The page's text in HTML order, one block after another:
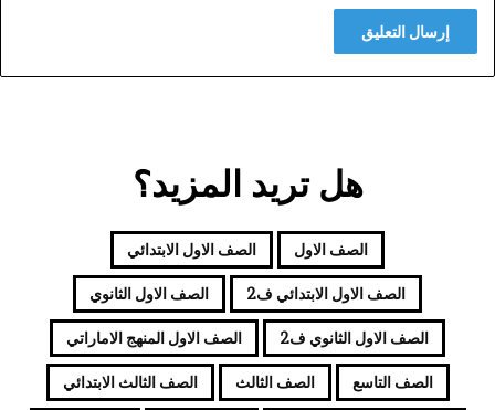
هل تريد المزيد؟
الصف الاول الصف الاول الابتدائي
الصف الاول الابتدائي ف2 الصف الاول الثانوي
الصف الاول الثانوي ف2 الصف الاول المنهج الاماراتي
الصف التاسع الصف الثالث الصف الثالث الابتدائي